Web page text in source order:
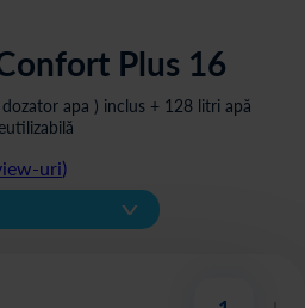
Plus 16
apa ) inclus + 128 litri apă
uri)
v